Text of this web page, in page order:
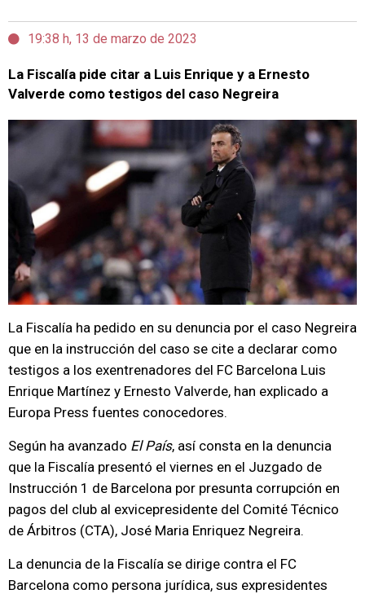
19:38 h, 13 de marzo de 2023
La Fiscalía pide citar a Luis Enrique y a Ernesto
Valverde como testigos del caso Negreira
La Fiscalía ha pedido en su denuncia por el caso Negreira
que en la instrucción del caso se cite a declarar como
testigos a los exentrenadores del FC Barcelona Luis
Enrique Martínez y Ernesto Valverde, han explicado a
Europa Press fuentes conocedores.
Según ha avanzado El País, así consta en la denuncia
que la Fiscalía presentó el viernes en el Juzgado de
Instrucción 1 de Barcelona por presunta corrupción en
pagos del club al exvicepresidente del Comité Técnico
de Árbitros (CTA), José Maria Enriquez Negreira.
La denuncia de la Fiscalía se dirige contra el FC
Barcelona como persona jurídica, sus expresidentes